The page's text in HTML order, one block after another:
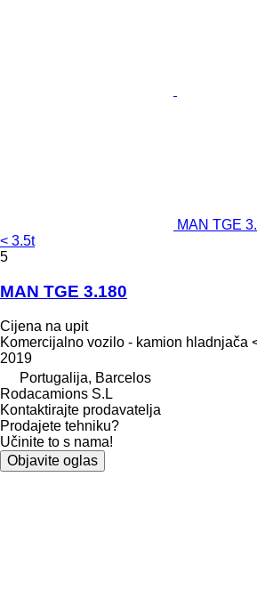
MAN TGE
< 3.5t
5
MAN TGE 3.180
Cijena na upit
Komercijalno vozilo - kamion hladnjača
2019
Portugalija, Barcelos
Rodacamions S.L
Kontaktirajte prodavatelja
Prodajete tehniku?
Učinite to s nama!
Objavite oglas